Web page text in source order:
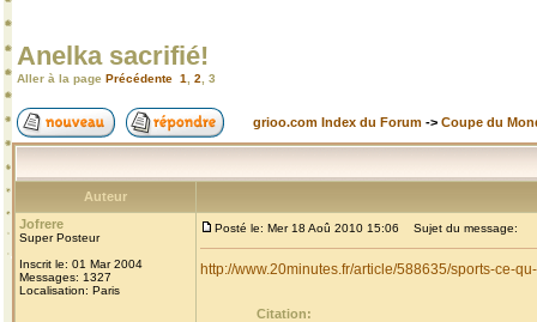
Anelka sacrifié!
Aller à la page Précédente 1 2 3
grioo.com Index du Forum -> Coupe du
Auteur
Jofrere
Super Posteur
Inscrit le: 01 Mar 2004
Messages: 1327
Localisation: Paris
Posté le: Mer 18 Aoû 2010 15:06 Sujet du message:
http://www.20minutes.fr/article/588635/sports-ce-
Citation: